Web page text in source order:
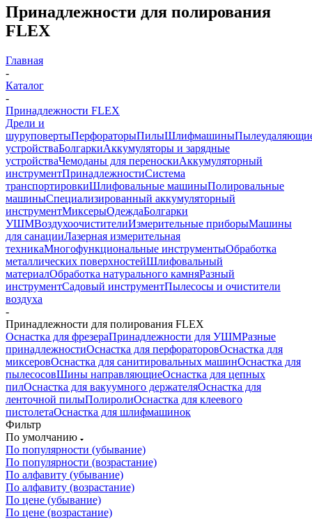
Принадлежности для полирования
FLEX
Главная
-
Каталог
-
Принадлежности FLEX
Дрели и
шуруповертыПерфораторыПилыШлифмашины
устройстваБолгаркиАккумуляторы и зарядные
устройстваЧемоданы для переноскиАккумуляторный
инструментПринадлежностиСистема
транспортировкиШлифовальные машиныПолировальные
машиныСпециализированный аккумуляторный
инструментМиксерыОдеждаБолгарки
УШМВоздухоочистителиИзмерительные приборыМашины
для санацииЛазерная измерительная
техникаМногофункциональные инструментыОбработка
металлических поверхностейШлифовальный
материалОбработка натурального камняРазный
инструментСадовый инструментПылесосы и очистители
воздуха
-
Принадлежности для полирования FLEX
Оснастка для фрезераПринадлежности для УШМРазные
принадлежностиОснастка для перфораторовОснастка для
миксеровОснастка для санитировальных машинОснастка для
пылесосовШины направляющиеОснастка для цепных
пилОснастка для вакуумного держателяОснастка для
ленточной пилыПолиролиОснастка для клеевого
пистолетаОснастка для шлифмашинок
Фильтр
По умолчанию
По популярности (убывание)
По популярности (возрастание)
По алфавиту (убывание)
По алфавиту (возрастание)
По цене (убывание)
По цене (возрастание)